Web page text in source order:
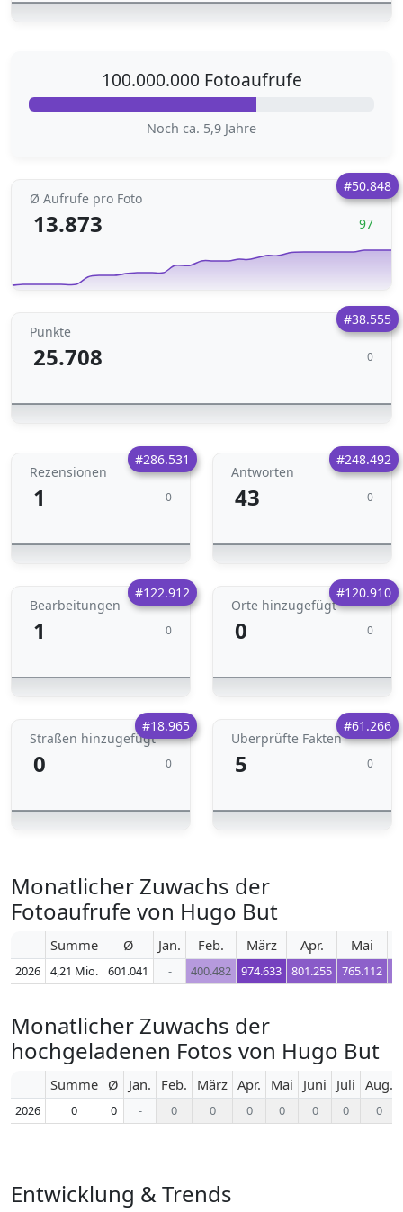
100.000.000 Fotoaufrufe
Noch ca. 5,9 Jahre
#50.848
Ø Aufrufe pro Foto
13.873 97
#38.555
Punkte
25.708 0
#286.531
Rezensionen
1 0
#248.492
Antworten
43 0
#122.912
Bearbeitungen
1 0
#120.910
Orte hinzugefügt
0 0
#18.965
Straßen hinzugefügt
0 0
#61.266
Überprüfte Fakten
5 0
Monatlicher Zuwachs der
Fotoaufrufe von Hugo But
Summe Ø Jan. Feb. März Apr. Mai
2026 4,21 Mio. 601.041 - 400.482 974.633 801.255 765.112
Monatlicher Zuwachs der
hochgeladenen Fotos von Hugo But
Summe Ø Jan. Feb. März Apr. Mai Juni Juli Aug.
2026 0 0 - 0 0 0 0 0 0 0
Entwicklung & Trends